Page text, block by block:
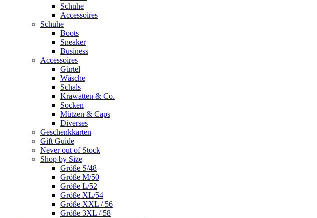
Schuhe
Accessoires
Schuhe
Boots
Sneaker
Business
Accessoires
Gürtel
Wäsche
Schals
Krawatten & Co.
Socken
Mützen & Caps
Diverses
Geschenkkarten
Gift Guide
Never out of Stock
Shop by Size
Größe S/48
Größe M/50
Größe L/52
Größe XL/54
Größe XXL / 56
Größe 3XL / 58